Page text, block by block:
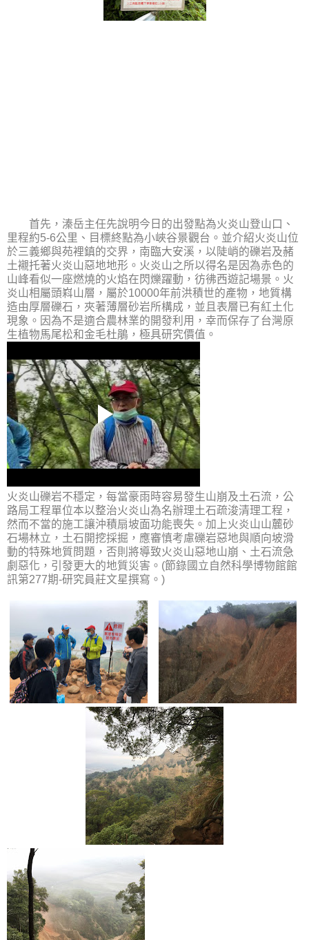
首先，溱岳主任先說明今日的出發點為火炎山登山口、
里程約5-6公里、目標終點為小峽谷景觀台。並介紹火炎山位
於三義鄉與苑裡鎮的交界，南臨大安溪，以陡峭的礫岩及赭
土襯托著火炎山惡地地形。火炎山之所以得名是因為赤色的
山峰看似一座燃燒的火焰在閃爍躍動，彷彿西遊記場景。 火
炎山相屬頭嵙山層，屬於10000年前洪積世的產物，地質構
造由厚層礫石，夾著薄層砂岩所構成，並且表層已有紅土化
現象。因為不是適合農林業的開發利用，幸而保存了台灣原
生植物馬尾松和金毛杜鵑，極具研究價值。
火炎山礫岩不穩定，每當豪雨時容易發生山崩及土石流，公
路局工程單位本以整治火炎山為名辦理土石疏浚清理工程，
然而不當的施工讓沖積扇坡面功能喪失。加上火炎山山麓砂
石場林立，土石開挖採掘，應審慎考慮礫岩惡地與順向坡滑
動的特殊地質問題，否則將導致火炎山惡地山崩、土石流急
劇惡化，引發更大的地質災害。 (節錄國立自然科學博物館館
訊第277期-研究員莊文星撰寫。)